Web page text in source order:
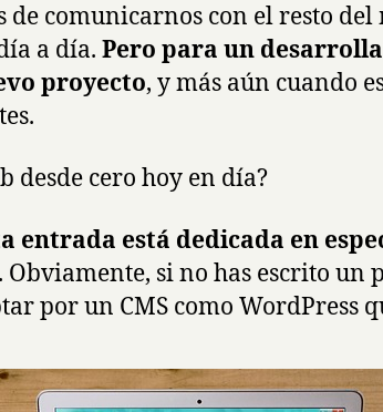
comunicarnos con el resto
a día. Pero para un
proyecto, y más aún cuando
desde cero hoy en día?
entrada está dedicada en
. Obviamente, si no has escrito un
por un CMS como WordPress